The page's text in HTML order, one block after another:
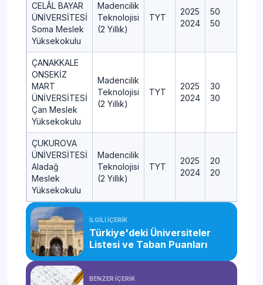
CELÂL BAYAR
ÜNİVERSİTESİ
Soma Meslek
Yüksekokulu
Madencilik
Teknolojisi
(2 Yıllık)
TYT
2025
2024
50
50
ÇANAKKALE
ONSEKİZ
MART
ÜNİVERSİTESİ
Çan Meslek
Yüksekokulu
Madencilik
Teknolojisi
(2 Yıllık)
TYT
2025
2024
30
30
ÇUKUROVA
ÜNİVERSİTESİ
Aladağ
Meslek
Yüksekokulu
Madencilik
Teknolojisi
(2 Yıllık)
TYT
2025
2024
20
20
İLGİLİ İÇERİK
Türkiye'deki Üniversiteler
Listesi ve Taban Puanları
BENZER İÇERİK